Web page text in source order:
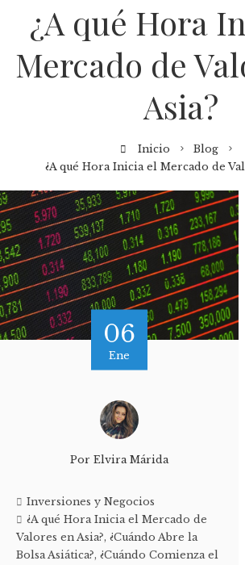
¿A qué Hora
Mercado de
Asia?
Inicio
Blog
¿A qué Hora Inicia el Mercado de
06
Ene
Por Elvira Márida
Inversiones y Negocios
¿A qué Hora Inicia el Mercado de
Valores en Asia?, ¿Cuándo Abre la
Bolsa Asiática?, ¿Cuándo Comienza el